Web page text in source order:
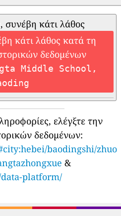
κάτι λάθος
κάτι λάθος κατά τη
δεδομένων
Middle School,
ελέγξτε την
δεδομένων:
baodingshi/zhuo
&
platform/